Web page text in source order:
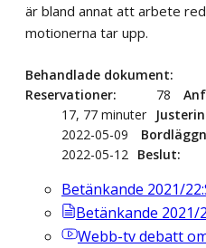
är bland annat att arbete
motionerna tar upp.
Behandlade dokument
Reservationer
78
17, 77 minuter
2022-05-09
2022-05-12
Beslut
Betänkande 2021/
Betänkande 2021/
Webb-tvdebatt